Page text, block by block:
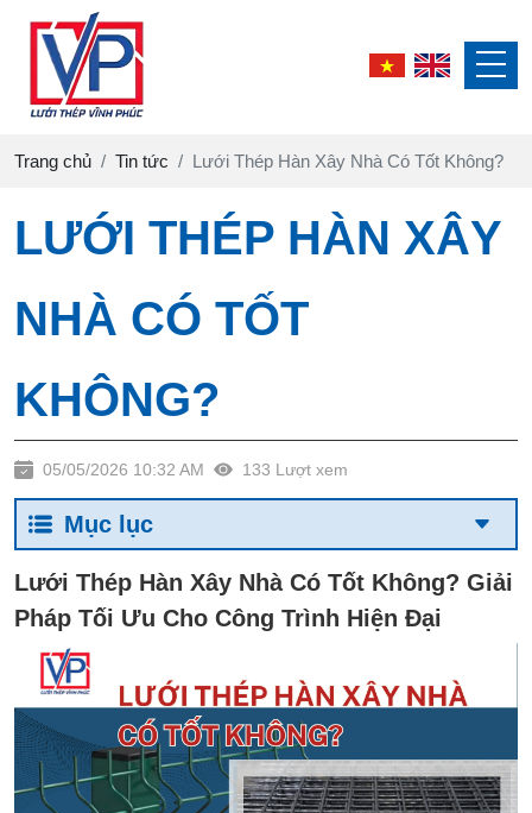
Trang chủ Tin tức Lưới Thép Hàn Xây Nhà Có Tốt Không?
LƯỚI THÉP HÀN XÂY
NHÀ CÓ TỐT
KHÔNG?
05/05/2026 10:32 AM 133 Lượt xem
Mục lục
Lưới Thép Hàn Xây Nhà Có Tốt Không? Giải
Pháp Tối Ưu Cho Công Trình Hiện Đại